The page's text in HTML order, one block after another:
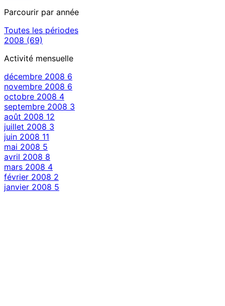
Parcourir par année
Toutes les périodes
2008 (69)
Activité mensuelle
décembre 2008 6
novembre 2008 6
octobre 2008 4
septembre 2008 3
août 2008 12
juillet 2008 3
juin 2008 11
mai 2008 5
avril 2008 8
mars 2008 4
février 2008 2
janvier 2008 5